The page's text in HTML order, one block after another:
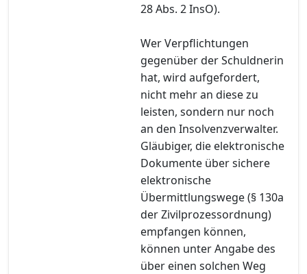
28 Abs. 2 InsO).
Wer Verpflichtungen
gegenüber der Schuldnerin
hat, wird aufgefordert,
nicht mehr an diese zu
leisten, sondern nur noch
an den Insolvenzverwalter.
Gläubiger, die elektronische
Dokumente über sichere
elektronische
Übermittlungswege (§ 130a
der Zivilprozessordnung)
empfangen können,
können unter Angabe des
über einen solchen Weg